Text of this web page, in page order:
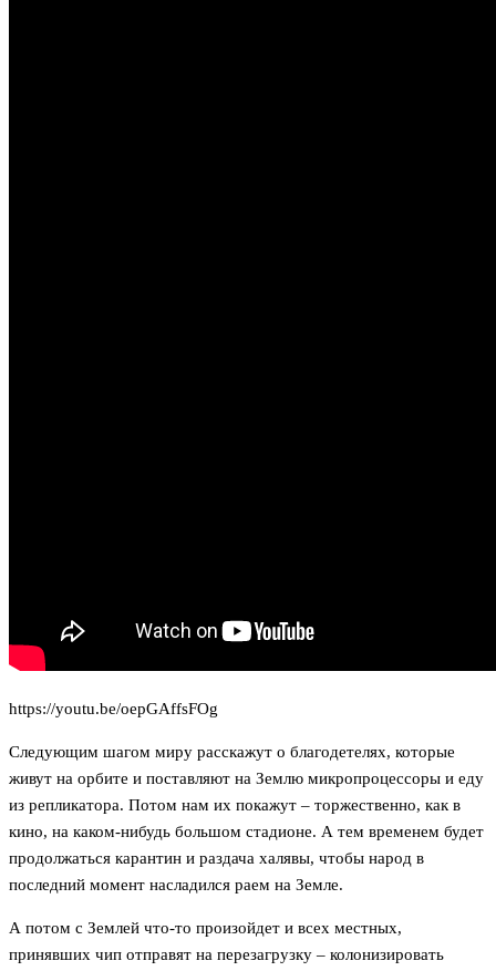
https://youtu.be/oepGAffsFOg
Следующим шагом миру расскажут о благодетелях, которые
живут на орбите и поставляют на Землю микропроцессоры и еду
из репликатора. Потом нам их покажут – торжественно, как в
кино, на каком-нибудь большом стадионе. А тем временем будет
продолжаться карантин и раздача халявы, чтобы народ в
последний момент насладился раем на Земле.
А потом с Землей что-то произойдет и всех местных,
принявших чип отправят на перезагрузку – колонизировать